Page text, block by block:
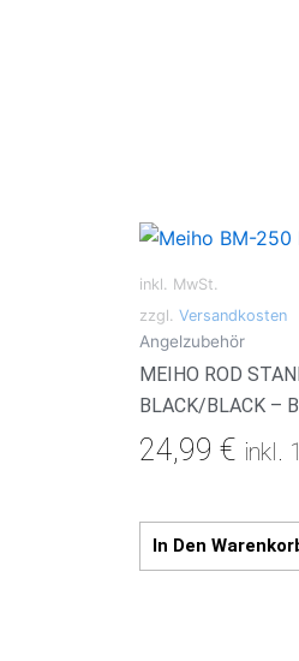
inkl. MwSt.
zzgl.Versandkosten
Angelzubehör
MEIHO ROD
BLACK/BLACK –
24,99€ inkl.
In Den